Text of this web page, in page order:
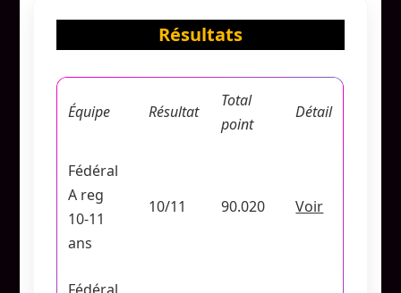
Résultats
Équipe Résultat
Total
point
Détail
Fédéral
A reg
10-11
ans
10/11 90.020 Voir